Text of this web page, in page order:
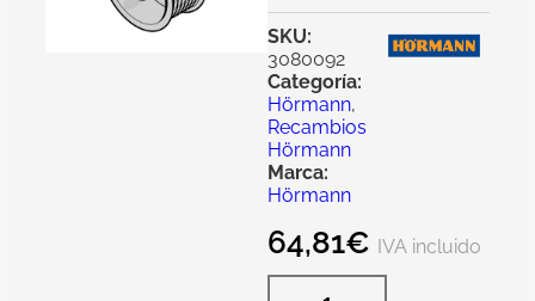
SKU:
3080092
Categoría:
Hörmann,
Recambios
Hörmann
Marca:
Hörmann
64,81€ IVA incluido